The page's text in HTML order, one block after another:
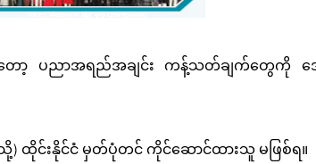
တော့ ပညာအရည်အချင်း ကန့်သတ်ချက်တွေကို
ထိုင်းနိုင်ငံ မှတ်ပုံတင် ကိုင်ဆောင်ထားသူ မဖြစ်ရ။